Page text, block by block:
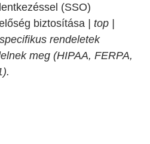
(SSO)
biztosítása | top |
rendeletek
meg (HIPAA, FERPA,